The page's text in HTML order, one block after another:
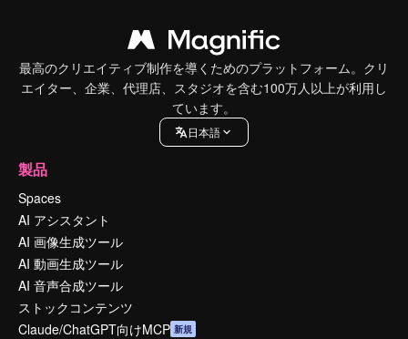
最高のクリエイティブ制作を導くためのプラットフォーム。クリ
エイター、企業、代理店、スタジオを含む100万人以上が利用し
ています。
日本語
製品
Spaces
AI アシスタント
AI 画像生成ツール
AI 動画生成ツール
AI 音声合成ツール
ストックコンテンツ
Claude/ChatGPT向けMCP 新規